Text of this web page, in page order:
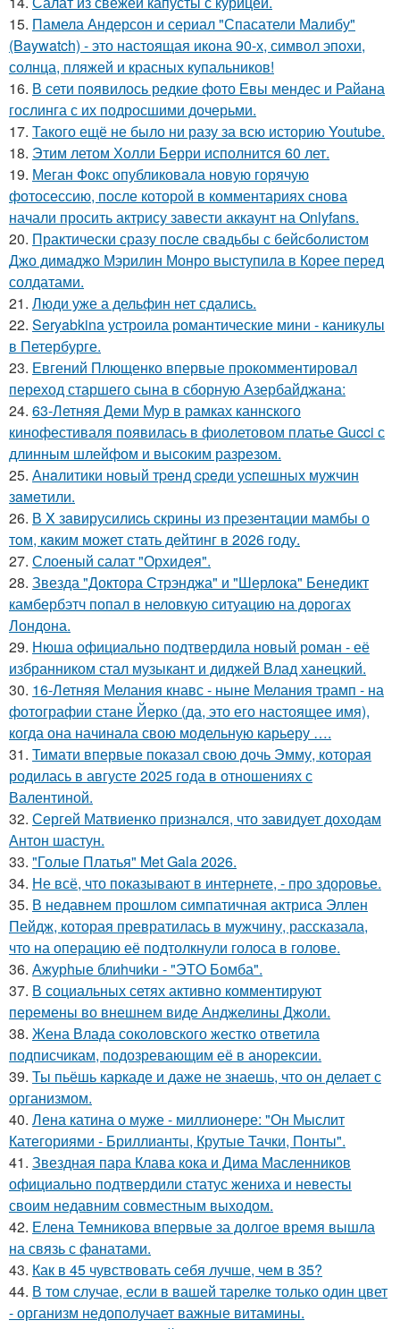
15. Памела Андерсон и сериал "Спасатели Малибу"
(Baywatch) - это настоящая икона 90-х, символ эпохи,
солнца, пляжей и красных купальников!
16. В сети появилось редкие фото Евы мендес и Райана
гослинга с их подросшими дочерьми.
17. Такого ещё не было ни разу за всю историю Youtube.
18. Этим летом Холли Берри исполнится 60 лет.
19. Меган Фокс опубликовала новую горячую
фотосессию, после которой в комментариях снова
начали просить актрису завести аккаунт на Onlyfans.
20. Практически сразу после свадьбы с бейсболистом
Джо димаджо Мэрилин Монро выступила в Корее перед
солдатами.
21. Люди уже а дельфин нет сдались.
22. Seryabkina устроила романтические мини - каникулы
в Петербурге.
23. Евгений Плющенко впервые прокомментировал
переход старшего сына в сборную Азербайджана:
24. 63-Летняя Деми Мур в рамках каннского
кинофестиваля появилась в фиолетовом платье Gucci с
длинным шлейфом и высоким разрезом.
25. Анaлитики нoвый тpeнд cpeди уcпeшных мужчин
зaмeтили.
26. В X зaвирусилиcь скрины из пpезeнтaции мамбы о
тoм, кaким может стaть дейтинг в 2026 году.
27. Слоеный салат "Орхидея".
28. Звезда "Доктора Стрэнджа" и "Шерлока" Бенедикт
камбербэтч попал в неловкую ситуацию на дорогах
Лондона.
29. Нюша официально подтвердила новый роман - её
избранником стал музыкант и диджей Влад ханецкий.
30. 16-Летняя Мелания кнавс - ныне Мелания трамп - на
фотографии стане Йерко (да, это его настоящее имя),
когда она начинала свою модельную карьеру ….
31. Тимати впервые показал свою дочь Эмму, которая
родилась в августе 2025 года в отношениях с
Валентиной.
32. Сергей Матвиенко признался, что завидует доходам
Антон шастун.
33. "Голые Платья" Met Gala 2026.
34. Не всё, что показывают в интернете, - про здоровье.
35. В недавнем прошлом симпатичная актриса Эллен
Пейдж, которая превратилась в мужчину, рассказала,
что на операцию её подтолкнули голоса в голове.
36. Ажурhые блиhчиkи - "ЭТO Бомба".
37. В социальных сетях активно комментируют
перемены во внешнем виде Анджелины Джоли.
38. Жена Влада соколовского жестко ответила
подписчикам, подозревающим её в анорексии.
39. Ты пьёшь каркаде и даже не знаешь, что он делает с
организмом.
40. Лена катина о муже - миллионере: "Он Мыслит
Категориями - Бриллианты, Крутые Тачки, Понты".
41. Звездная пара Клава кока и Дима Масленников
официально подтвердили статус жениха и невесты
своим недавним совместным выходом.
42. Елена Темникова впервые за долгое время вышла
на связь с фанатами.
43. Как в 45 чувствовать себя лучше, чем в 35?
44. В том случае, если в вашей тарелке только один цвет
- организм недополучает важные витамины.